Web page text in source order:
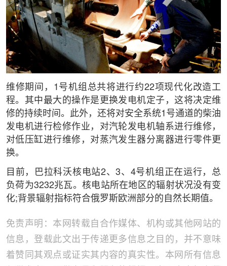
维修期间，1号机组总共将进行约22项现代化改造工
程。其中最大的操作是更换发电机定子，这将决定维
修的持续时间。此外，还将对安全系统1号通道的柴油
发电机进行检修作业，对汽轮发电机轴系进行维修，
对低压缸进行维修，对蒸汽发生器分离器进行零件更
换。
目前，巴拉科沃核电站2、3、4号机组正在运行，总
负荷为3232兆瓦。核电站所在地区的辐射状况没有变
化;背景辐射指标符合俄罗斯欧洲部分的自然长期值。
免责声明：本网转载自合作媒体、机构或其他网站的
信息，登载此文出于传递更多信息之目的，并不意味
着赞同其观点或证实其内容的真实性。本网所有信息